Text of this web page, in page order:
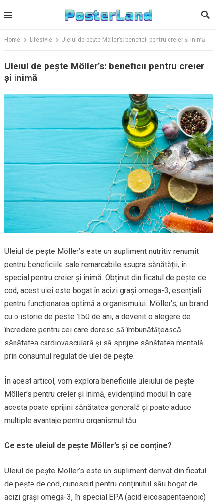
to
Home Lifestyle Uleiul de pește Möller’s: beneficii pentru creier și inimă
Uleiul de pește Möller’s: beneficii pentru creier
și inimă
Uleiul de pește Möller’s este un supliment nutritiv renumit
pentru beneficiile sale remarcabile asupra sănătății, în
special pentru creier și inimă. Obținut din ficatul de pește de
cod, acest ulei este bogat în acizi grași omega-3, esențiali
pentru funcționarea optimă a organismului. Möller’s, un brand
cu o istorie de peste 150 de ani, a devenit o alegere de
încredere pentru cei care doresc să îmbunătățească
sănătatea cardiovasculară și să sprijine sănătatea mentală
prin consumul regulat de ulei de pește.
În acest articol, vom explora beneficiile uleiului de pește
Möller’s pentru creier și inimă, evidențiind modul în care
acesta poate sprijini sănătatea generală și poate aduce
multiple avantaje pentru organismul tău.
Ce este uleiul de pește Möller’s și ce conține?
Uleiul de pește Möller’s este un supliment derivat din ficatul
de pește de cod, cunoscut pentru conținutul său bogat de
acizi grași omega-3, în special EPA (acid eicosapentaenoic)